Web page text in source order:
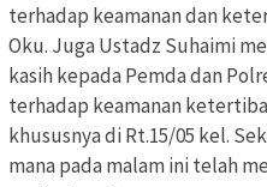
terhadap keamanan dan
Oku. Juga Ustadz Suhaimi
kasih kepada Pemda dan
terhadap keamanan
khususnya di Rt.15/05 kel.
mana pada malam ini telah